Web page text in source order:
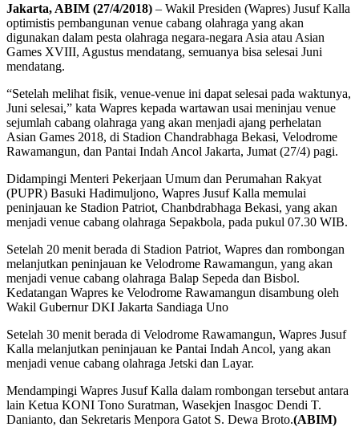
Jakarta, ABIM (27/4/2018) – Wakil Presiden (Wapres) Jusuf Kalla
optimistis pembangunan venue cabang olahraga yang akan
digunakan dalam pesta olahraga negara-negara Asia atau Asian
Games XVIII, Agustus mendatang, semuanya bisa selesai Juni
mendatang.
“Setelah melihat fisik, venue-venue ini dapat selesai pada waktunya,
Juni selesai,” kata Wapres kepada wartawan usai meninjau venue
sejumlah cabang olahraga yang akan menjadi ajang perhelatan
Asian Games 2018, di Stadion Chandrabhaga Bekasi, Velodrome
Rawamangun, dan Pantai Indah Ancol Jakarta, Jumat (27/4) pagi.
Didampingi Menteri Pekerjaan Umum dan Perumahan Rakyat
(PUPR) Basuki Hadimuljono, Wapres Jusuf Kalla memulai
peninjauan ke Stadion Patriot, Chanbdrabhaga Bekasi, yang akan
menjadi venue cabang olahraga Sepakbola, pada pukul 07.30 WIB.
Setelah 20 menit berada di Stadion Patriot, Wapres dan rombongan
melanjutkan peninjauan ke Velodrome Rawamangun, yang akan
menjadi venue cabang olahraga Balap Sepeda dan Bisbol.
Kedatangan Wapres ke Velodrome Rawamangun disambung oleh
Wakil Gubernur DKI Jakarta Sandiaga Uno
Setelah 30 menit berada di Velodrome Rawamangun, Wapres Jusuf
Kalla melanjutkan peninjauan ke Pantai Indah Ancol, yang akan
menjadi venue cabang olahraga Jetski dan Layar.
Mendampingi Wapres Jusuf Kalla dalam rombongan tersebut antara
lain Ketua KONI Tono Suratman, Wasekjen Inasgoc Dendi T.
Danianto, dan Sekretaris Menpora Gatot S. Dewa Broto.(ABIM)